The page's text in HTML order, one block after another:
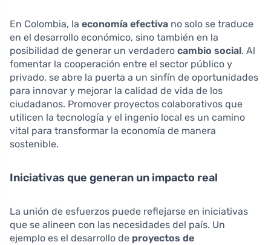
En Colombia, la economía efectiva no solo se traduce
en el desarrollo económico, sino también en la
posibilidad de generar un verdadero cambio social. Al
fomentar la cooperación entre el sector público y
privado, se abre la puerta a un sinfín de oportunidades
para innovar y mejorar la calidad de vida de los
ciudadanos. Promover proyectos colaborativos que
utilicen la tecnología y el ingenio local es un camino
vital para transformar la economía de manera
sostenible.
Iniciativas que generan un impacto real
La unión de esfuerzos puede reflejarse en iniciativas
que se alineen con las necesidades del país. Un
ejemplo es el desarrollo de proyectos de